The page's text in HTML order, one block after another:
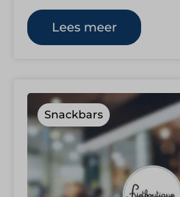
moment namelijk nog
Lees meer
Snackbars